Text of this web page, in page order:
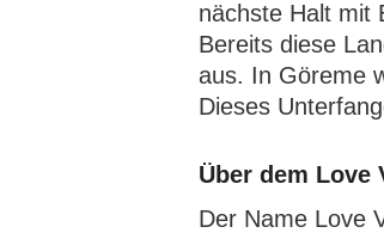
nächste Halt mit
Bereits diese
aus. In Göreme
Dieses
Über dem Love
Der Name Love